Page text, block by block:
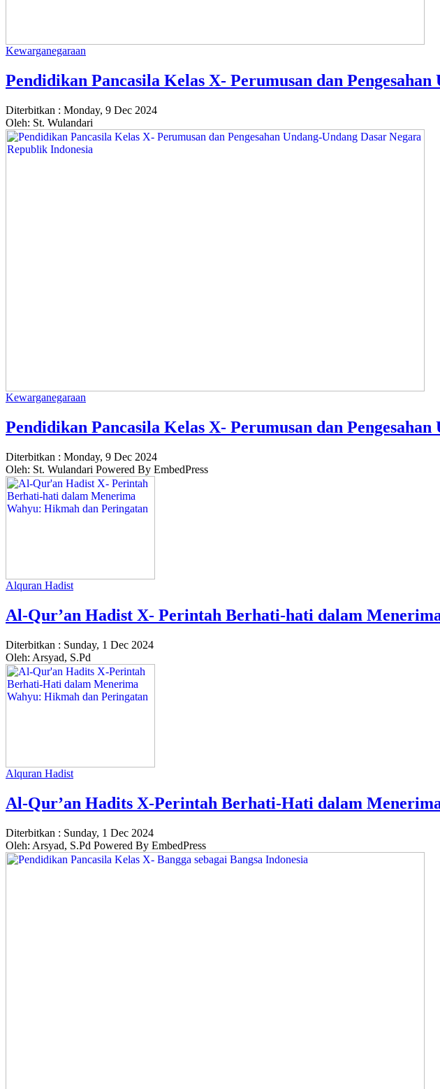
Kewarganegaraan
Pendidikan Pancasila Kelas X- Perumusan dan
Diterbitkan : Monday, 9 Dec 2024
Oleh: St. Wulandari
Kewarganegaraan
Pendidikan Pancasila Kelas X- Perumusan dan
Diterbitkan : Monday, 9 Dec 2024
Oleh: St. Wulandari Powered By EmbedPress
Alquran Hadist
Al-Qur’an Hadist X- Perintah Berhati-hati dalam
Diterbitkan : Sunday, 1 Dec 2024
Oleh: Arsyad, S.Pd
Alquran Hadist
Al-Qur’an Hadits X-Perintah Berhati-Hati dalam
Diterbitkan : Sunday, 1 Dec 2024
Oleh: Arsyad, S.Pd Powered By EmbedPress